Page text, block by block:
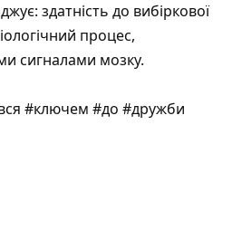
здатність до вибіркової
процес,
сигналами мозку.
#ключем #до #дружби